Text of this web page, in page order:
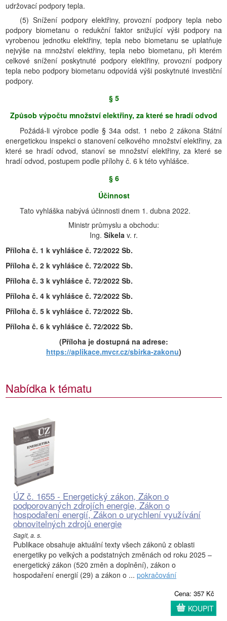
udržovací podpory tepla.
(5) Snížení podpory elektřiny, provozní podpory tepla nebo
podpory biometanu o redukční faktor snižující výši podpory na
vyrobenou jednotku elektřiny, tepla nebo biometanu se uplatňuje
nejvýše na množství elektřiny, tepla nebo biometanu, při kterém
celkové snížení poskytnuté podpory elektřiny, provozní podpory
tepla nebo podpory biometanu odpovídá výši poskytnuté investiční
podpory.
§ 5
Způsob výpočtu množství elektřiny, za které se hradí odvod
Požádá-li výrobce podle § 34a odst. 1 nebo 2 zákona Státní
energetickou inspekci o stanovení celkového množství elektřiny, za
které se hradí odvod, stanoví se množství elektřiny, za které se
hradí odvod, postupem podle přílohy č. 6 k této vyhlášce.
§ 6
Účinnost
Tato vyhláška nabývá účinnosti dnem 1. dubna 2022.
Ministr průmyslu a obchodu:
Ing. Síkela v. r.
Příloha č. 1 k vyhlášce č. 72/2022 Sb.
Příloha č. 2 k vyhlášce č. 72/2022 Sb.
Příloha č. 3 k vyhlášce č. 72/2022 Sb.
Příloha č. 4 k vyhlášce č. 72/2022 Sb.
Příloha č. 5 k vyhlášce č. 72/2022 Sb.
Příloha č. 6 k vyhlášce č. 72/2022 Sb.
(Příloha je dostupná na adrese:
https://aplikace.mvcr.cz/sbirka-zakonu)
Nabídka k tématu
ÚZ č. 1655 - Energetický zákon, Zákon o
podporovaných zdrojích energie, Zákon o
hospodaření energií, Zákon o urychlení využívání
obnovitelných zdrojů energie
Sagit, a. s.
Publikace obsahuje aktuální texty všech zákonů z oblasti
energetiky po velkých a podstatných změnách od roku 2025 –
energetický zákon (520 změn a doplnění), zákon o
hospodaření energií (29) a zákon o ... pokračování
Cena: 357 Kč
KOUPIT